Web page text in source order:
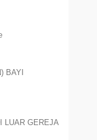
BAYI
LUAR GEREJA